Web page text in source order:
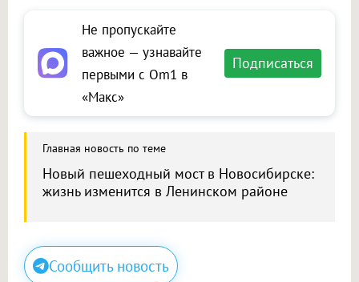
Не пропускайте
важное — узнавайте
первыми с Om1 в
«Макс»
Подписаться
Главная новость по теме
Новый пешеходный мост в Новосибирске:
жизнь изменится в Ленинском районе
Сообщить новость